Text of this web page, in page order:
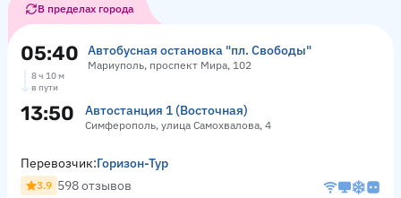
В пределах города
05:40 Автобусная остановка "пл. Свободы"
Мариуполь, проспект Мира, 102
8 ч 10 м
в пути
13:50 Автостанция 1 (Восточная)
Симферополь, улица Самохвалова, 4
Перевозчик:Горизон-Тур
3.9 598 отзывов